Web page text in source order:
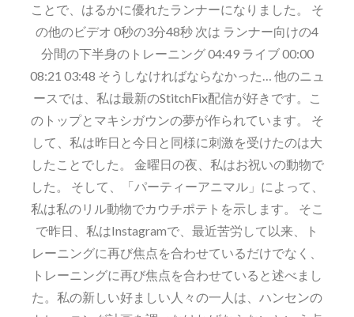
ことで、はるかに優れたランナーになりました。 そ
の他のビデオ 0秒の3分48秒 次は ランナー向けの4
分間の下半身のトレーニング 04:49 ライブ 00:00
08:21 03:48 そうしなければならなかった… 他のニュ
ースでは、私は最新のStitchFix配信が好きです。こ
のトップとマキシガウンの夢が作られています。 そ
して、私は昨日と今日と同様に刺激を受けたのは大
したことでした。 金曜日の夜、私はお祝いの動物で
した。 そして、「パーティーアニマル」によって、
私は私のリル動物でカウチポテトを示します。 そこ
で昨日、私はInstagramで、最近苦労して以来、ト
レーニングに再び焦点を合わせているだけでなく、
トレーニングに再び焦点を合わせていると述べまし
た。私の新しい好ましい人々の一人は、ハンセンの